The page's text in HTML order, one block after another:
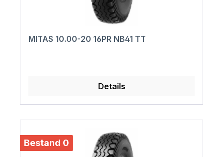
MITAS 10.00-20 16PR NB41 TT
Details
Bestand 0